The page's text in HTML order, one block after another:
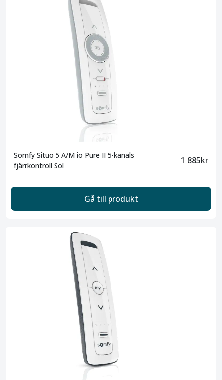
Somfy Situo 5 A/M io Pure II 5-kanals
fjärrkontroll Sol
1 885kr
Gå till produkt